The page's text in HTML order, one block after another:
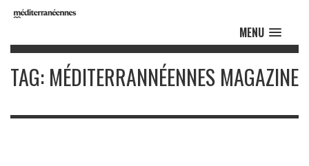
MENU
TAG: MÉDITERRANNÉENNES MAGAZINE